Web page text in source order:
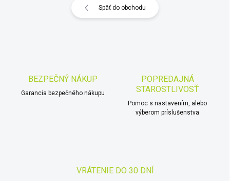
Späť do obchodu
BEZPEČNÝ NÁKUP
Garancia bezpečného nákupu
POPREDAJNÁ
STAROSTLIVOSŤ
Pomoc s nastavením, alebo
výberom príslušenstva
VRÁTENIE DO 30 DNÍ